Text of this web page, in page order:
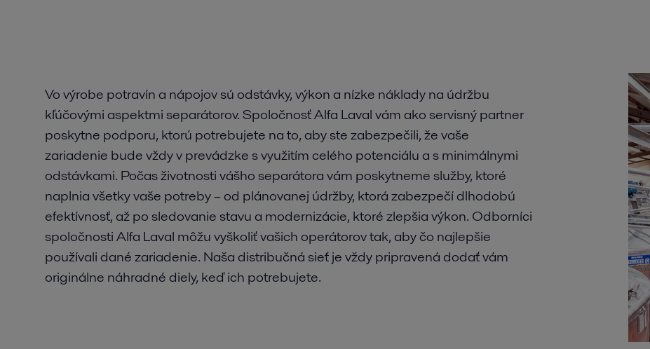
Vo výrobe potravín a nápojov sú odstávky, výkon a nízke náklady na údržbu
kľúčovými aspektmi separátorov. Spoločnosť Alfa Laval vám ako servisný partner
poskytne podporu, ktorú potrebujete na to, aby ste zabezpečili, že vaše
zariadenie bude vždy v prevádzke s využitím celého potenciálu a s minimálnymi
odstávkami. Počas životnosti vášho separátora vám poskytneme služby, ktoré
naplnia všetky vaše potreby – od plánovanej údržby, ktorá zabezpečí dlhodobú
efektívnosť, až po sledovanie stavu a modernizácie, ktoré zlepšia výkon. Odborníci
spoločnosti Alfa Laval môžu vyškoliť vašich operátorov tak, aby čo najlepšie
používali dané zariadenie. Naša distribučná sieť je vždy pripravená dodať vám
originálne náhradné diely, keď ich potrebujete.